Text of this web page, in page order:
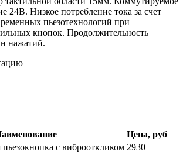
24В. Низкое потребление тока за счет
пьезотехнологий при
кнопок. Продолжительность
нажатий.
Цена, руб
с виброоткликом 2930